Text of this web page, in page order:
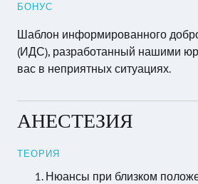
БОНУС
Шаблон информированного
(ИДС), разработанный нашими
вас в неприятных ситуациях.
АНЕСТЕЗИЯ
ТЕОРИЯ
Нюансы при близком